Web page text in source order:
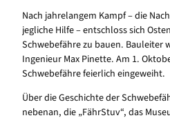
Nach jahrelangem Kampf – die
jegliche Hilfe – entschloss sich
Schwebefähre zu bauen. Bauleiter
Ingenieur Max Pinette. Am 1.
Schwebefähre feierlich eingeweiht.
Über die Geschichte der
nebenan, die „FährStuv“, das